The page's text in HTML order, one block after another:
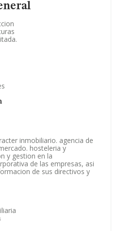
inmobiliario. agencia de
hosteleria y
y gestion en la
de las empresas, asi
de sus directivos y
en otras empresas.
sobre la empresa.
complementaria.